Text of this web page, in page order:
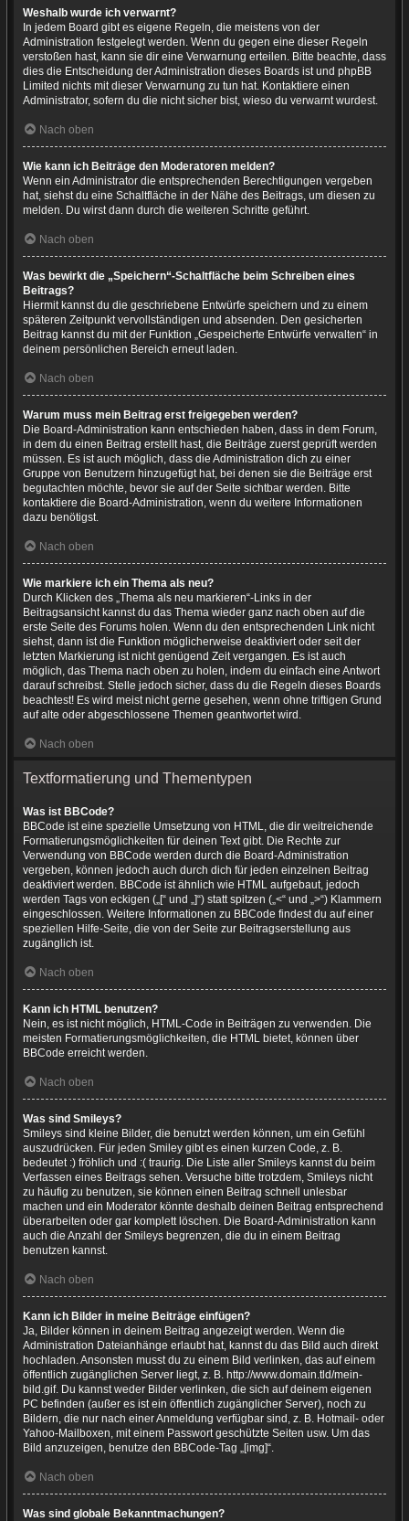
Weshalb wurde ich verwarnt?
In jedem Board gibt es eigene Regeln, die meistens von der
Administration festgelegt werden. Wenn du gegen eine dieser Regeln
verstoßen hast, kann sie dir eine Verwarnung erteilen. Bitte beachte, dass
dies die Entscheidung der Administration dieses Boards ist und phpBB
Limited nichts mit dieser Verwarnung zu tun hat. Kontaktiere einen
Administrator, sofern du die nicht sicher bist, wieso du verwarnt wurdest.
Nach oben
Wie kann ich Beiträge den Moderatoren melden?
Wenn ein Administrator die entsprechenden Berechtigungen vergeben
hat, siehst du eine Schaltfläche in der Nähe des Beitrags, um diesen zu
melden. Du wirst dann durch die weiteren Schritte geführt.
Nach oben
Was bewirkt die „Speichern“-Schaltfläche beim Schreiben eines
Beitrags?
Hiermit kannst du die geschriebene Entwürfe speichern und zu einem
späteren Zeitpunkt vervollständigen und absenden. Den gesicherten
Beitrag kannst du mit der Funktion „Gespeicherte Entwürfe verwalten“ in
deinem persönlichen Bereich erneut laden.
Nach oben
Warum muss mein Beitrag erst freigegeben werden?
Die Board-Administration kann entschieden haben, dass in dem Forum,
in dem du einen Beitrag erstellt hast, die Beiträge zuerst geprüft werden
müssen. Es ist auch möglich, dass die Administration dich zu einer
Gruppe von Benutzern hinzugefügt hat, bei denen sie die Beiträge erst
begutachten möchte, bevor sie auf der Seite sichtbar werden. Bitte
kontaktiere die Board-Administration, wenn du weitere Informationen
dazu benötigst.
Nach oben
Wie markiere ich ein Thema als neu?
Durch Klicken des „Thema als neu markieren“-Links in der
Beitragsansicht kannst du das Thema wieder ganz nach oben auf die
erste Seite des Forums holen. Wenn du den entsprechenden Link nicht
siehst, dann ist die Funktion möglicherweise deaktiviert oder seit der
letzten Markierung ist nicht genügend Zeit vergangen. Es ist auch
möglich, das Thema nach oben zu holen, indem du einfach eine Antwort
darauf schreibst. Stelle jedoch sicher, dass du die Regeln dieses Boards
beachtest! Es wird meist nicht gerne gesehen, wenn ohne triftigen Grund
auf alte oder abgeschlossene Themen geantwortet wird.
Nach oben
Textformatierung und Thementypen
Was ist BBCode?
BBCode ist eine spezielle Umsetzung von HTML, die dir weitreichende
Formatierungsmöglichkeiten für deinen Text gibt. Die Rechte zur
Verwendung von BBCode werden durch die Board-Administration
vergeben, können jedoch auch durch dich für jeden einzelnen Beitrag
deaktiviert werden. BBCode ist ähnlich wie HTML aufgebaut, jedoch
werden Tags von eckigen („[“ und „]“) statt spitzen („<“ und „>“) Klammern
eingeschlossen. Weitere Informationen zu BBCode findest du auf einer
speziellen Hilfe-Seite, die von der Seite zur Beitragserstellung aus
zugänglich ist.
Nach oben
Kann ich HTML benutzen?
Nein, es ist nicht möglich, HTML-Code in Beiträgen zu verwenden. Die
meisten Formatierungsmöglichkeiten, die HTML bietet, können über
BBCode erreicht werden.
Nach oben
Was sind Smileys?
Smileys sind kleine Bilder, die benutzt werden können, um ein Gefühl
auszudrücken. Für jeden Smiley gibt es einen kurzen Code, z. B.
bedeutet :) fröhlich und :( traurig. Die Liste aller Smileys kannst du beim
Verfassen eines Beitrags sehen. Versuche bitte trotzdem, Smileys nicht
zu häufig zu benutzen, sie können einen Beitrag schnell unlesbar
machen und ein Moderator könnte deshalb deinen Beitrag entsprechend
überarbeiten oder gar komplett löschen. Die Board-Administration kann
auch die Anzahl der Smileys begrenzen, die du in einem Beitrag
benutzen kannst.
Nach oben
Kann ich Bilder in meine Beiträge einfügen?
Ja, Bilder können in deinem Beitrag angezeigt werden. Wenn die
Administration Dateianhänge erlaubt hat, kannst du das Bild auch direkt
hochladen. Ansonsten musst du zu einem Bild verlinken, das auf einem
öffentlich zugänglichen Server liegt, z. B. http://www.domain.tld/mein-
bild.gif. Du kannst weder Bilder verlinken, die sich auf deinem eigenen
PC befinden (außer es ist ein öffentlich zugänglicher Server), noch zu
Bildern, die nur nach einer Anmeldung verfügbar sind, z. B. Hotmail- oder
Yahoo-Mailboxen, mit einem Passwort geschützte Seiten usw. Um das
Bild anzuzeigen, benutze den BBCode-Tag „[img]“.
Nach oben
Was sind globale Bekanntmachungen?